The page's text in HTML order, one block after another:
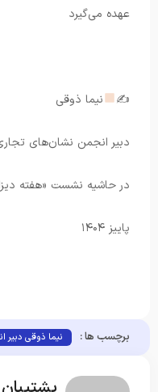
عهده می‌گیرد
✍ نیما ذوقی
دبیر انجمن نشان‌های
در حاشیه نشست «هفته
پاییز ۱۴۰۴
برچسب ها : نیما ذوقی دبیر